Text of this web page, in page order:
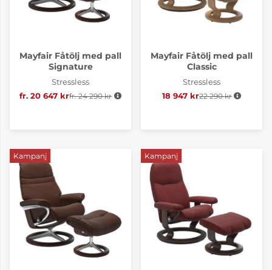
Mayfair Fåtölj med pall
Signature
Stressless
fr. 20 647 krOrdinarie pris:
fr. 24 290 kr
Mayfair Fåtölj med pall
Classic
Stressless
18 947 kr Ordinarie pris:
22 290 kr
Kampanj Kampanj